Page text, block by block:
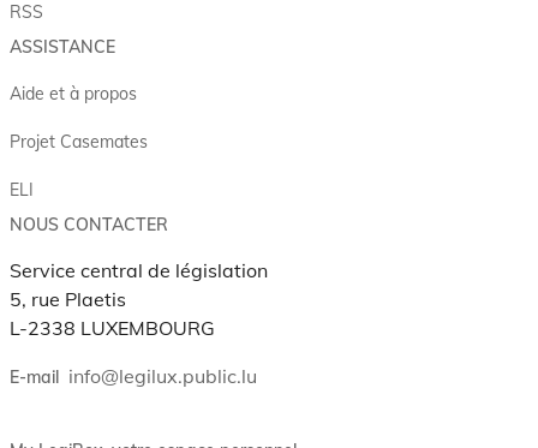
RSS
ASSISTANCE
Aide et à propos
Projet Casemates
ELI
NOUS CONTACTER
Service central de législation
5, rue Plaetis
L-2338 LUXEMBOURG
E-mail info@legilux.public.lu